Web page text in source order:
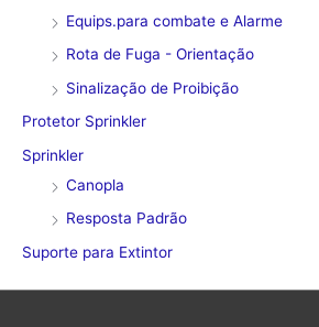
Equips.para combate e Alarme
Rota de Fuga - Orientação
Sinalização de Proibição
Protetor Sprinkler
Sprinkler
Canopla
Resposta Padrão
Suporte para Extintor